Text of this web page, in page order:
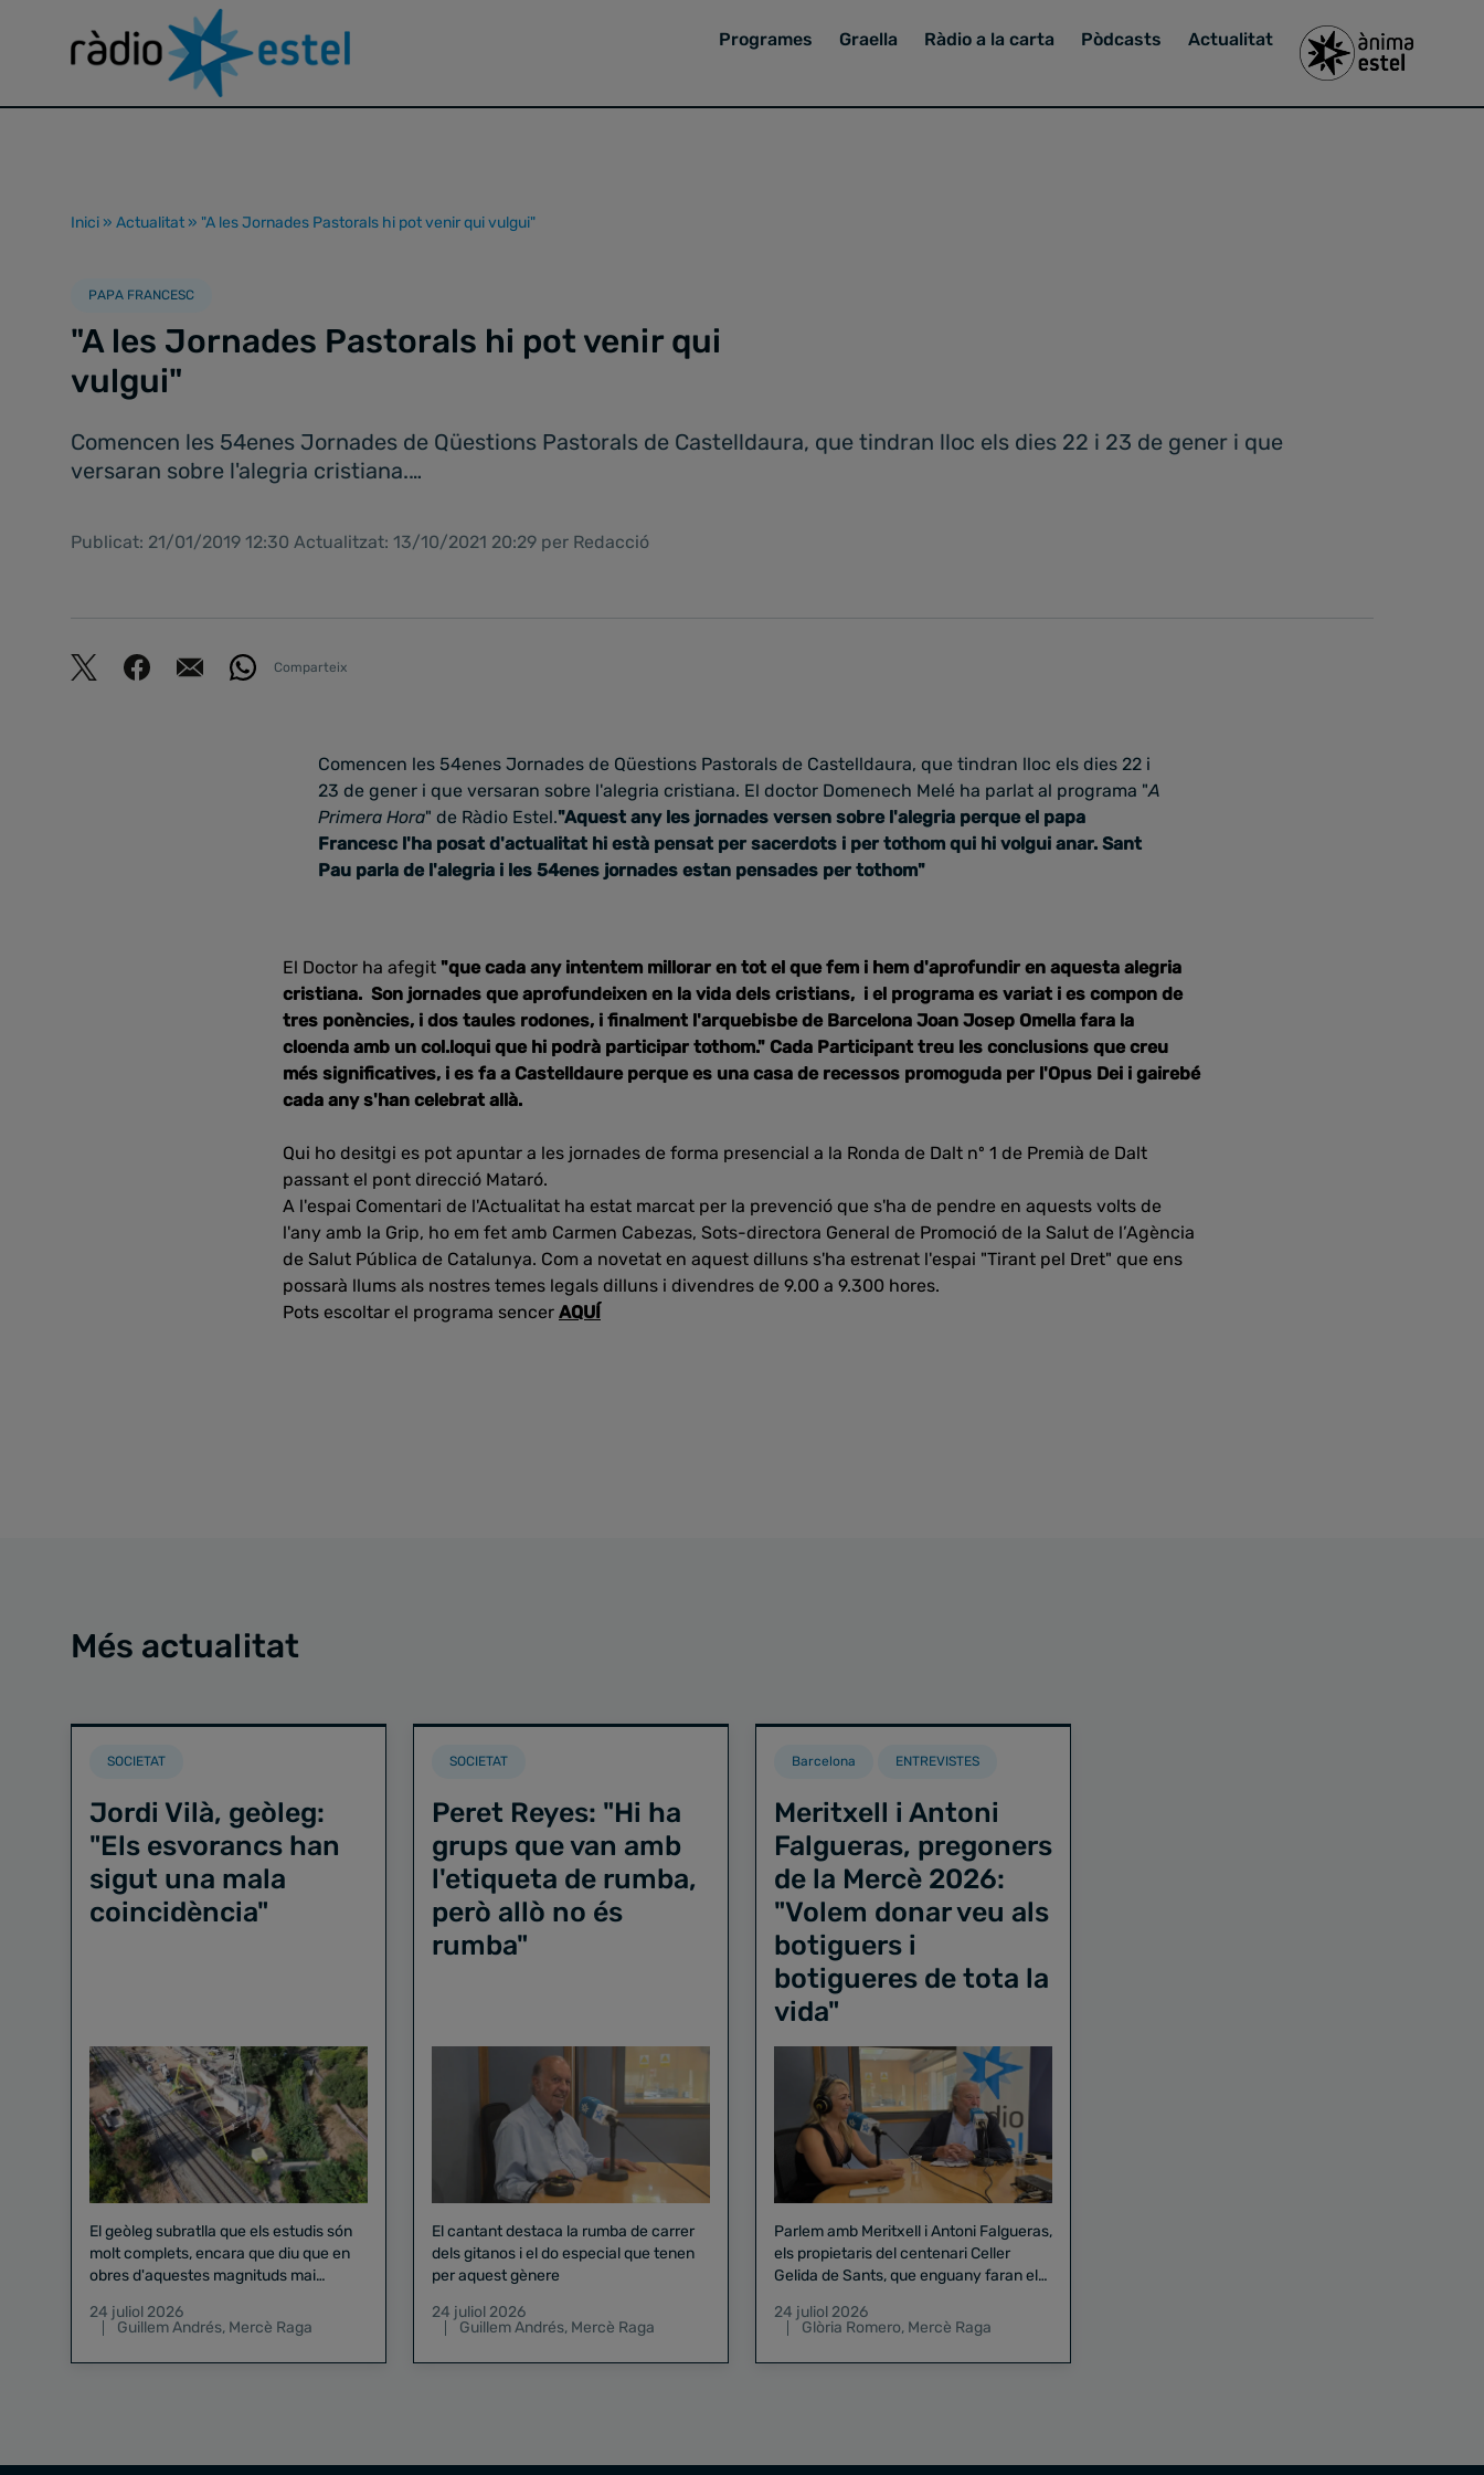
Programes Graella Ràdio a la carta Pòdcasts Actualitat
Inici » Actualitat » "A les Jornades Pastorals hi pot venir qui vulgui"
PAPA FRANCESC
"A les Jornades Pastorals hi pot venir qui
vulgui"
Comencen les 54enes Jornades de Qüestions Pastorals de Castelldaura, que tindran lloc els dies 22 i 23 de gener i que
versaran sobre l'alegria cristiana.…
Publicat: 21/01/2019 12:30 Actualitzat: 13/10/2021 20:29 per Redacció
Comparteix
Comencen les 54enes Jornades de Qüestions Pastorals de Castelldaura, que tindran lloc els dies 22 i
23 de gener i que versaran sobre l'alegria cristiana. El doctor Domenech Melé ha parlat al programa "A
Primera Hora" de Ràdio Estel."Aquest any les jornades versen sobre l'alegria perque el papa
Francesc l'ha posat d'actualitat hi està pensat per sacerdots i per tothom qui hi volgui anar. Sant
Pau parla de l'alegria i les 54enes jornades estan pensades per tothom"
El Doctor ha afegit "que cada any intentem millorar en tot el que fem i hem d'aprofundir en aquesta alegria
cristiana. Son jornades que aprofundeixen en la vida dels cristians, i el programa es variat i es compon de
tres ponències, i dos taules rodones, i finalment l'arquebisbe de Barcelona Joan Josep Omella fara la
cloenda amb un col.loqui que hi podrà participar tothom." Cada Participant treu les conclusions que creu
més significatives, i es fa a Castelldaure perque es una casa de recessos promoguda per l'Opus Dei i gairebé
cada any s'han celebrat allà.
Qui ho desitgi es pot apuntar a les jornades de forma presencial a la Ronda de Dalt nº 1 de Premià de Dalt
passant el pont direcció Mataró.
A l'espai Comentari de l'Actualitat ha estat marcat per la prevenció que s'ha de pendre en aquests volts de
l'any amb la Grip, ho em fet amb Carmen Cabezas, Sots-directora General de Promoció de la Salut de l’Agència
de Salut Pública de Catalunya. Com a novetat en aquest dilluns s'ha estrenat l'espai "Tirant pel Dret" que ens
possarà llums als nostres temes legals dilluns i divendres de 9.00 a 9.300 hores.
Pots escoltar el programa sencer AQUÍ
Més actualitat
SOCIETAT
Jordi Vilà, geòleg:
"Els esvorancs han
sigut una mala
coincidència"
El geòleg subratlla que els estudis són
molt complets, encara que diu que en
obres d'aquestes magnituds mai
24 juliol 2026
Guillem Andrés, Mercè Raga
SOCIETAT
Peret Reyes: "Hi ha
grups que van amb
l'etiqueta de rumba,
però allò no és
rumba"
El cantant destaca la rumba de carrer
dels gitanos i el do especial que tenen
per aquest gènere
24 juliol 2026
Guillem Andrés, Mercè Raga
Barcelona ENTREVISTES
Meritxell i Antoni
Falgueras, pregoners
de la Mercè 2026:
"Volem donar veu als
botiguers i
botigueres de tota la
vida"
Parlem amb Meritxell i Antoni Falgueras,
els propietaris del centenari Celler
Gelida de Sants, que enguany faran el
24 juliol 2026
Glòria Romero, Mercè Raga